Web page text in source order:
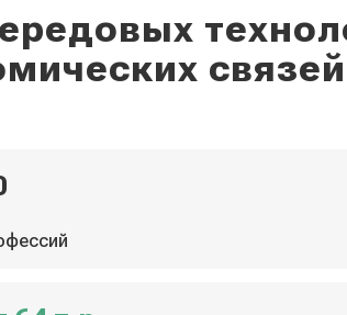
связей